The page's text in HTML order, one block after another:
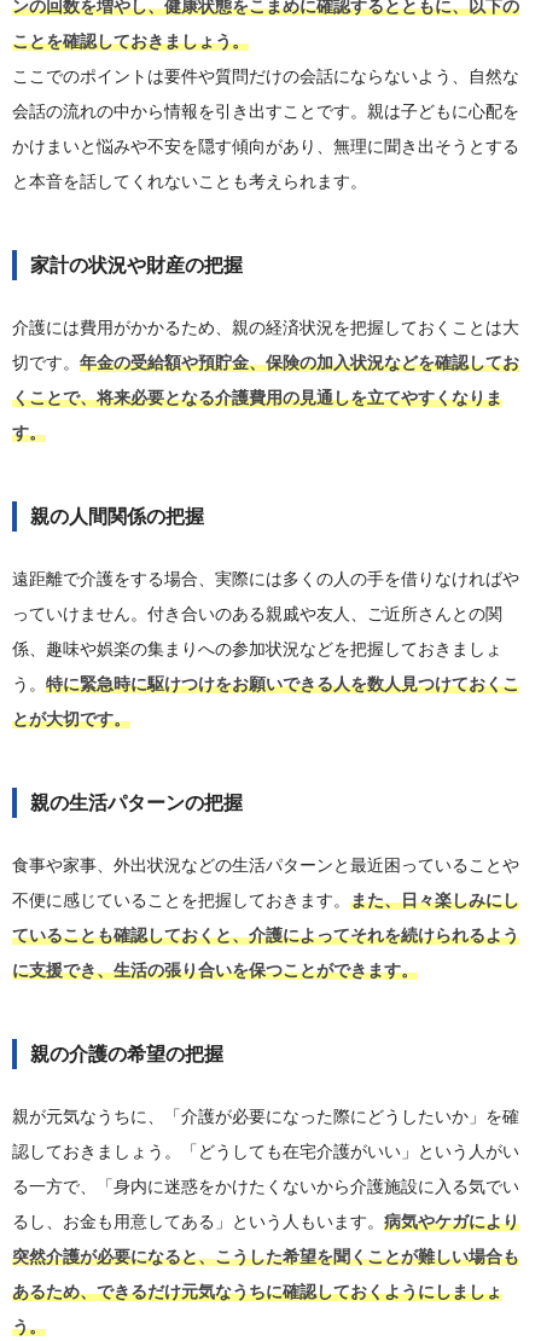
ンの回数を増やし、健康状態をこまめに確認するとともに、以下の
ことを確認しておきましょう。
ここでのポイントは要件や質問だけの会話にならないよう、自然な
会話の流れの中から情報を引き出すことです。親は子どもに心配を
かけまいと悩みや不安を隠す傾向があり、無理に聞き出そうとする
と本音を話してくれないことも考えられます。
家計の状況や財産の把握
介護には費用がかかるため、親の経済状況を把握しておくことは大
切です。 年金の受給額や預貯金、保険の加入状況などを確認してお
くことで、将来必要となる介護費用の見通しを立てやすくなりま
す。
親の人間関係の把握
遠距離で介護をする場合、実際には多くの人の手を借りなければや
っていけません。付き合いのある親戚や友人、ご近所さんとの関
係、趣味や娯楽の集まりへの参加状況などを把握しておきましょ
う。 特に緊急時に駆けつけをお願いできる人を数人見つけておくこ
とが大切です。
親の生活パターンの把握
食事や家事、外出状況などの生活パターンと最近困っていることや
不便に感じていることを把握しておきます。 また、日々楽しみにし
ていることも確認しておくと、介護によってそれを続けられるよう
に支援でき、生活の張り合いを保つことができます。
親の介護の希望の把握
親が元気なうちに、「介護が必要になった際にどうしたいか」を確
認しておきましょう。「どうしても在宅介護がいい」という人がい
る一方で、「身内に迷惑をかけたくないから介護施設に入る気でい
るし、お金も用意してある」という人もいます。 病気やケガにより
突然介護が必要になると、こうした希望を聞くことが難しい場合も
あるため、できるだけ元気なうちに確認しておくようにしましょ
う。